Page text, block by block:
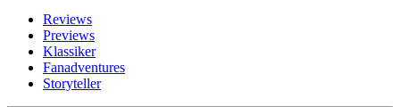
Reviews
Previews
Klassiker
Fanadventures
Storyteller